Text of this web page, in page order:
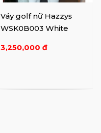
Váy golf nữ Hazzys
WSK0B003 White
3,250,000 đ